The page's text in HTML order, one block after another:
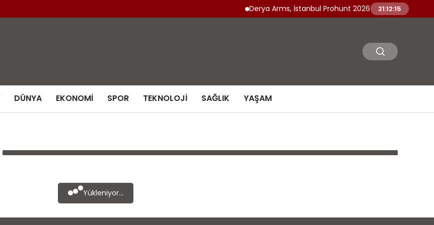
Derya Arms, İstanbul Prohunt 2026’da yeni nesil
21:12:15
DÜNYA EKONOMI SPOR TEKNOLOJI SAĞLIK YAŞAM
Yükleniyor...